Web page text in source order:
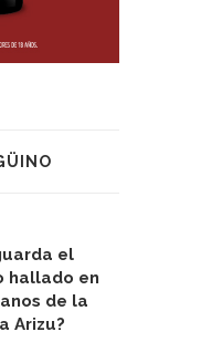
el
hallado en
de la
Arizu?